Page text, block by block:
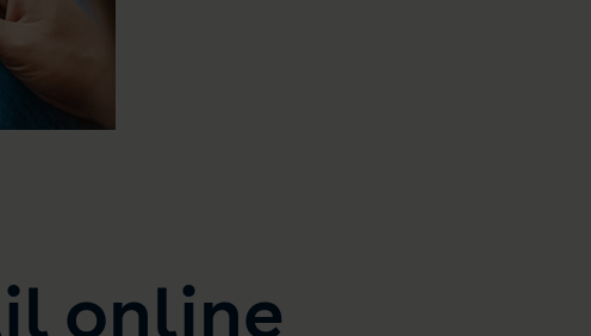
online